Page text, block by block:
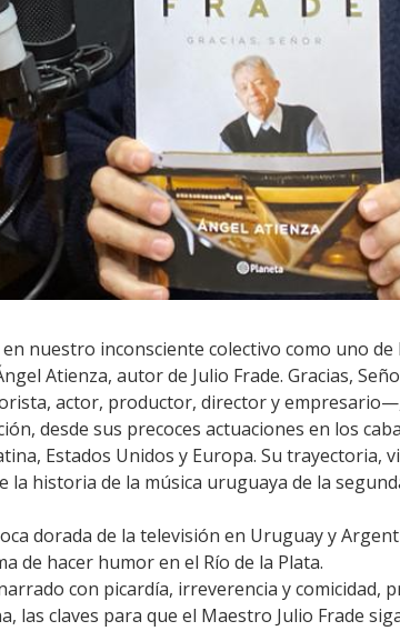
nuestro inconsciente colectivo como uno
Atienza, autor de Julio Frade. Gracias,
actor, productor, director y
desde sus precoces actuaciones en los
Estados Unidos y Europa. Su trayectoria,
la historia de la música uruguaya de la
dorada de la televisión en Uruguay y
de hacer humor en el Río de la Plata.
con picardía, irreverencia y comicidad,
las claves para que el Maestro Julio Frade